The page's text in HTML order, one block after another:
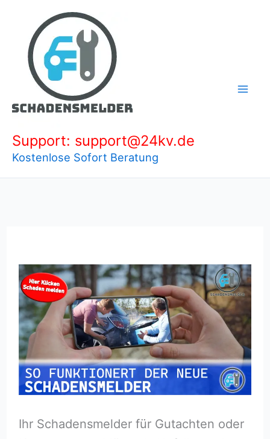
springen
Support: support@24kv.de
Kostenlose Sofort Beratung
Ihr Schadensmelder für Gutachten oder